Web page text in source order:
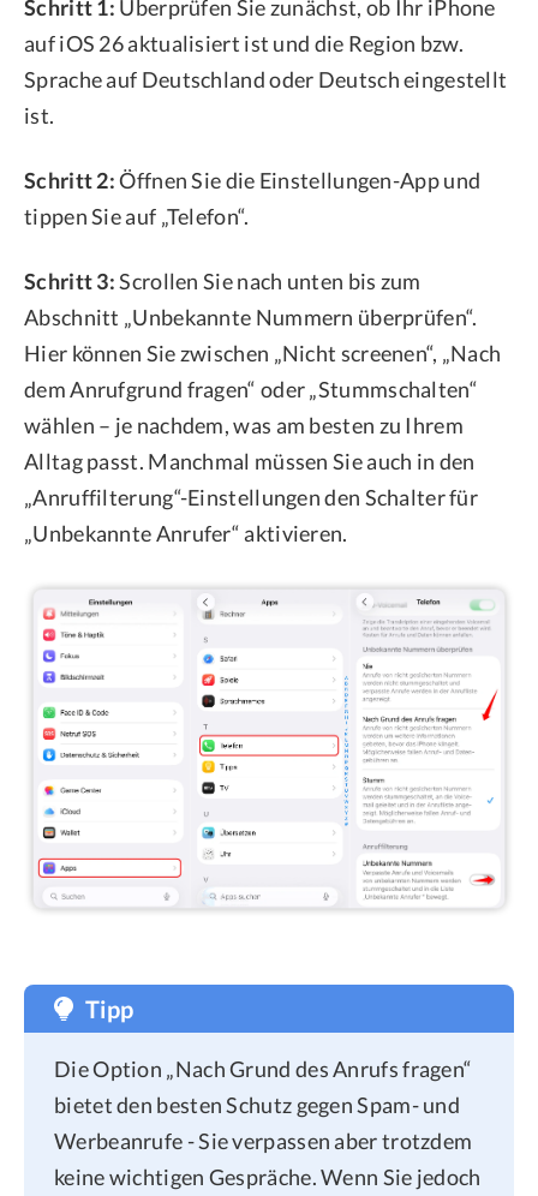
Schritt 1: Überprüfen Sie zunächst, ob Ihr iPhone
auf iOS 26 aktualisiert ist und die Region bzw.
Sprache auf Deutschland oder Deutsch eingestellt
ist.
Schritt 2:Öffnen Sie die Einstellungen-App und
tippen Sie auf „Telefon“.
Schritt 3:Scrollen Sie nach unten bis zum
Abschnitt „Unbekannte Nummern überprüfen“.
Hier können Sie zwischen „Nicht screenen“, „Nach
dem Anrufgrund fragen“ oder „Stummschalten“
wählen – je nachdem, was am besten zu Ihrem
Alltag passt. Manchmal müssen Sie auch in den
„Anruffilterung“-Einstellungen den Schalter für
„Unbekannte Anrufer“ aktivieren.
Tipp
Die Option „Nach Grund des Anrufs fragen“
bietet den besten Schutz gegen Spam- und
Werbeanrufe - Sie verpassen aber trotzdem
keine wichtigen Gespräche. Wenn Sie jedoch